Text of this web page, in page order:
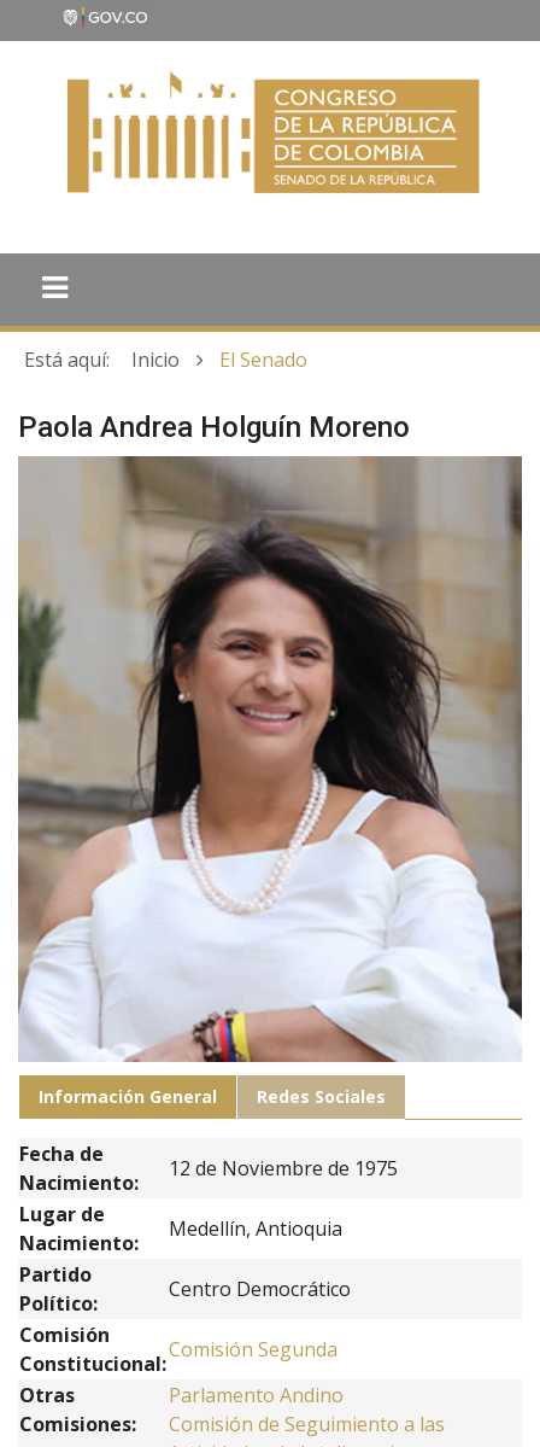
Está aquí: Inicio El Senado
Paola Andrea Holguín Moreno
Información General Redes Sociales
Fecha de
Nacimiento:
12 de Noviembre de 1975
Lugar de
Nacimiento:
Medellín, Antioquia
Partido
Político:
Centro Democrático
Comisión
Constitucional:
Comisión Segunda
Otras
Comisiones:
Parlamento Andino
Comisión de Seguimiento a las